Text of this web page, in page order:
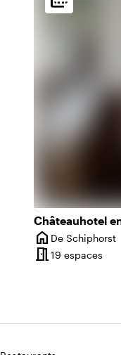
Châteauhotel
home
Ville
De Schiphorst
meeting_room19 espaces